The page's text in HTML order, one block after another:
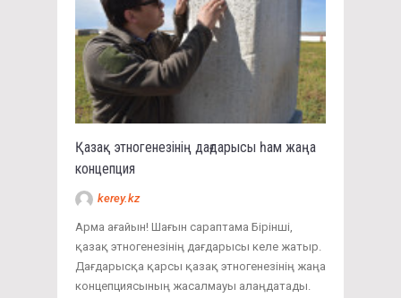
Қазақ этногенезінің дағдарысы һам жаңа
концепция
kerey.kz
Арма ағайын! Шағын сараптама Бірінші,
қазақ этногенезінің дағдарысы келе жатыр.
Дағдарысқа қарсы қазақ этногенезінің жаңа
концепциясының жасалмауы алаңдатады.